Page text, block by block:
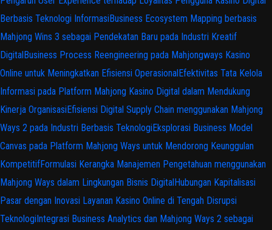
Berbasis Teknologi InformasiBusiness Ecosystem Mapping berbasis
Mahjong Wins 3 sebagai Pendekatan Baru pada Industri Kreatif
DigitalBusiness Process Reengineering pada Mahjongways Kasino
Online untuk Meningkatkan Efisiensi OperasionalEfektivitas Tata Kelola
Informasi pada Platform Mahjong Kasino Digital dalam Mendukung
Kinerja OrganisasiEfisiensi Digital Supply Chain menggunakan Mahjong
Ways 2 pada Industri Berbasis TeknologiEksplorasi Business Model
Canvas pada Platform Mahjong Ways untuk Mendorong Keunggulan
KompetitifFormulasi Kerangka Manajemen Pengetahuan menggunakan
Mahjong Ways dalam Lingkungan Bisnis DigitalHubungan Kapitalisasi
Pasar dengan Inovasi Layanan Kasino Online di Tengah Disrupsi
TeknologiIntegrasi Business Analytics dan Mahjong Ways 2 sebagai